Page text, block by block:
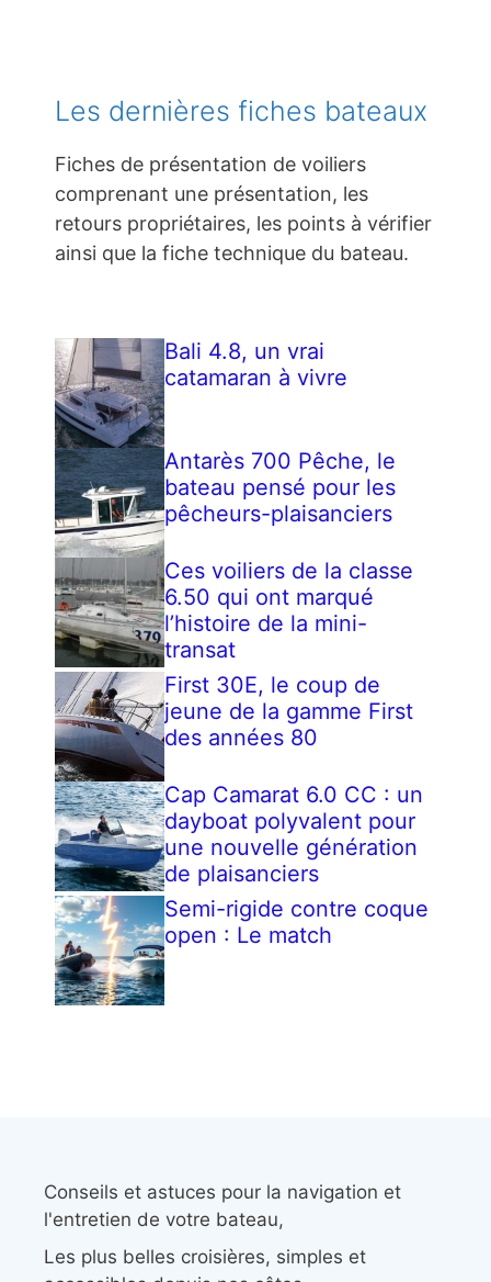
Les dernières fiches bateaux
Fiches de présentation de voiliers
comprenant une présentation, les
retours propriétaires, les points à vérifier
ainsi que la fiche technique du bateau.
Bali 4.8, un vrai
catamaran à vivre
Antarès 700 Pêche, le
bateau pensé pour les
pêcheurs-plaisanciers
Ces voiliers de la classe
6.50 qui ont marqué
l’histoire de la mini-
transat
First 30E, le coup de
jeune de la gamme First
des années 80
Cap Camarat 6.0 CC : un
dayboat polyvalent pour
une nouvelle génération
de plaisanciers
Semi-rigide contre coque
open : Le match
Conseils et astuces pour la navigation et
l'entretien de votre bateau,
Les plus belles croisières, simples et